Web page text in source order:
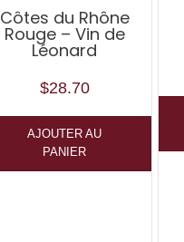
Côtes du Rhône
Rouge – Vin de
Léonard
$28.70
AJOUTER AU
PANIER